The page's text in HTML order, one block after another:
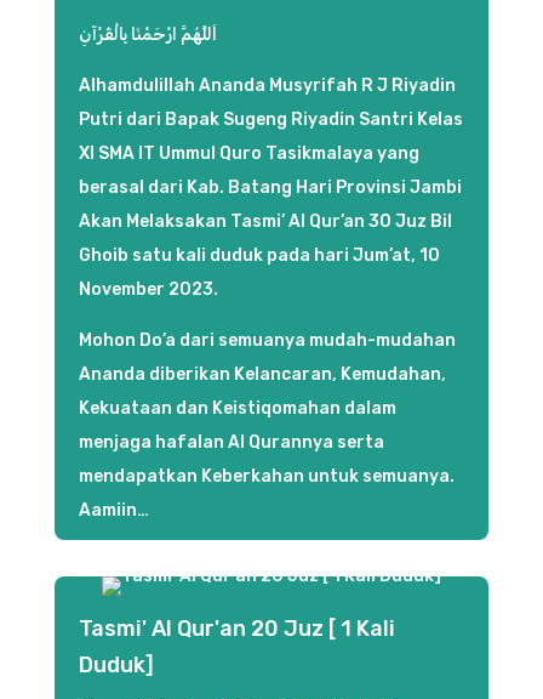
اَللَّهُمَّ ارْحَمْنَا بِالْقُرْآنِ
Alhamdulillah Ananda Musyrifah R J Riyadin
Putri dari Bapak Sugeng Riyadin Santri Kelas
XI SMA IT Ummul Quro Tasikmalaya yang
berasal dari Kab. Batang Hari Provinsi Jambi
Akan Melaksakan Tasmi’ Al Qur’an 30 Juz Bil
Ghoib satu kali duduk pada hari Jum’at, 10
November 2023.
Mohon Do’a dari semuanya mudah-mudahan
Ananda diberikan Kelancaran, Kemudahan,
Kekuataan dan Keistiqomahan dalam
menjaga hafalan Al Qurannya serta
mendapatkan Keberkahan untuk semuanya.
Aamiin…
Tasmi' Al Qur'an 20 Juz [ 1 Kali
Duduk]